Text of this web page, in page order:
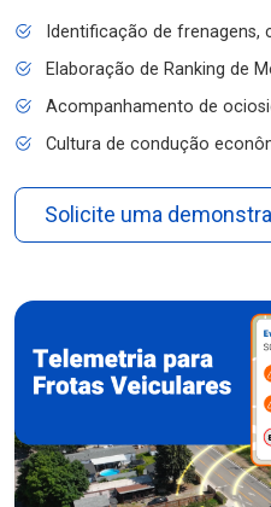
Identificação de frenagens,
Elaboração de Ranking de
Acompanhamento de
Cultura de condução
Solicite uma